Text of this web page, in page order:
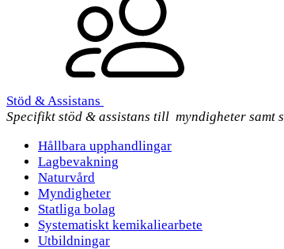
Stöd & Assistans
Specifikt stöd & assistans till myndigheter samt
Hållbara upphandlingar
Lagbevakning
Naturvård
Myndigheter
Statliga bolag
Systematiskt kemikaliearbete
Utbildningar